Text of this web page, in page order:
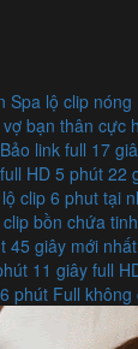
Spa lộ clip
bạn thân cực
link full 17
HD 5 phút 22
clip 6 phut tại
bồn chứa
45 giây mới
11 giây full
phút Full